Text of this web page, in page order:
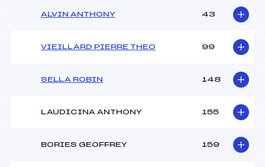
ALVIN ANTHONY 43
VIEILLARD PIERRE THEO 99
SELLA ROBIN 148
LAUDICINA ANTHONY 155
BORIES GEOFFREY 159